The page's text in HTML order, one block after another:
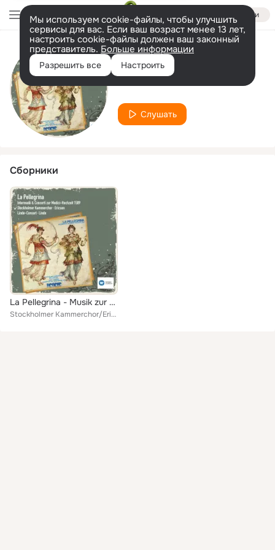
Войти
Мы используем cookie-файлы, чтобы улучшить
сервисы для вас. Если ваш возраст менее 13 лет,
настроить cookie-файлы должен ваш законный
представитель. Больше информации
Разрешить все Настроить
Исполнитель
Yukimi Kambe
Слушать
Сборники
La Pellegrina - Musik zur Medici-Hochzeit 1589 [Remastered] (Remastered Version)
Stockholmer Kammerchor/Eric Ericson/Linde Consort/Hans-Martin Linde/Heinrich Huber/Emil Rudin/Norbert Madas/Friedrich Werhahn/He...